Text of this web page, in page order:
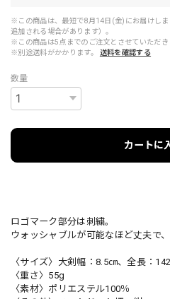
※この商品は、最短で8月14日(金)にお届けしま
追加される場合があります）。
※この商品は5点までのご注文とさせていただき
※別途送料がかかります。
送料を確認する
数量
カートに
ロゴマーク部分は刺繍。
ウォッシャブルが可能なほど丈夫で
〈サイズ〉大剣幅：8.5㎝、全長：
〈重さ〉55g
〈素材〉ポリエステル100％